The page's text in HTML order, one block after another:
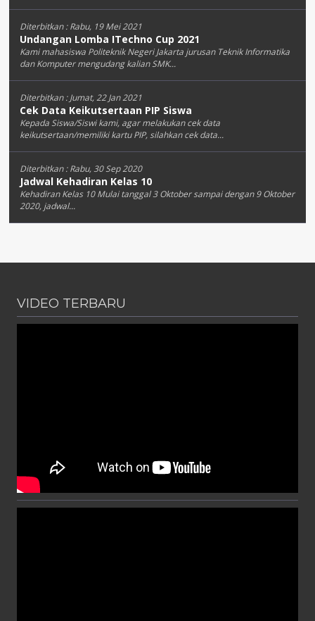
Diterbitkan :Rabu, 19 Mei 2021
Undangan Lomba ITechno Cup 2021
Kami mahasiswa Politeknik Negeri Jakarta jurusan Teknik Informatika
dan Komputer mengudang kalian SMK...
Diterbitkan :Jumat, 22 Jan 2021
Cek Data Keikutsertaan PIP Siswa
Kepada Siswa/Siswi kami, agar melakukan cek data
keikutsertaan/memiliki kartu PIP, silahkan cek data...
Diterbitkan :Rabu, 30 Sep 2020
Jadwal Kehadiran Kelas 10
Kehadiran Kelas 10 Mulai tanggal 3 Oktober sampai dengan 9 Oktober
2020, jadwal...
VIDEO TERBARU